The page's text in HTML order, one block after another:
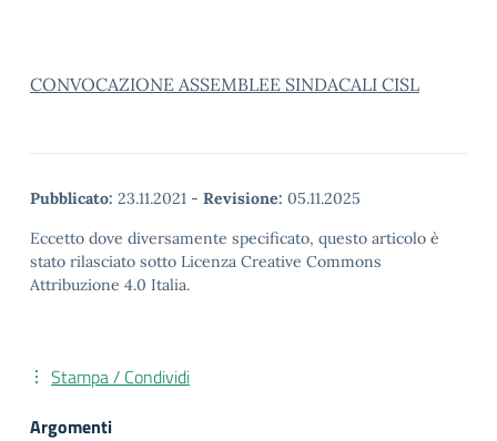
CONVOCAZIONE ASSEMBLEE SINDACALI CISL
Pubblicato: 23.11.2021 - Revisione: 05.11.2025
Eccetto dove diversamente specificato, questo articolo è
stato rilasciato sotto Licenza Creative Commons
Attribuzione 4.0 Italia.
Stampa / Condividi
Argomenti